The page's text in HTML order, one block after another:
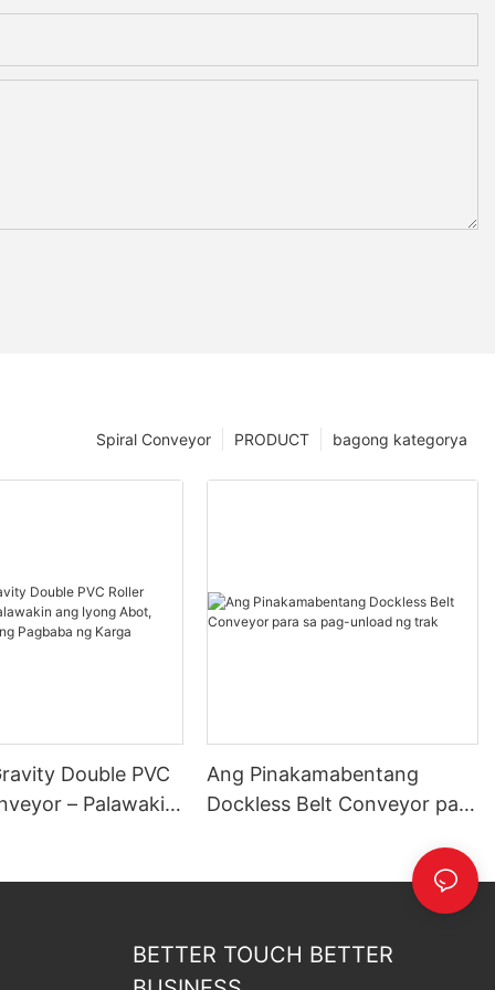
bagong kategorya
PRODUCT
Spiral Conveyor
Double PVC
– Palawakin
Ang Pinakamabentang
Dockless Belt Conveyor para
BETTER TOUCH BETTER